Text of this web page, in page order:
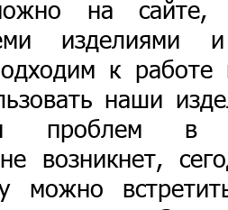
на
изделиями
к работе
наши
и проблем в
возникнет,
можно